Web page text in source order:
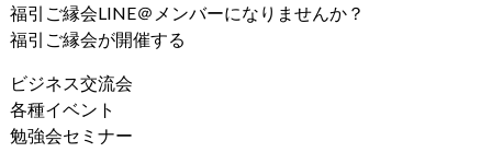
福引ご縁会LINE＠メンバーになりませんか？
福引ご縁会が開催する
ビジネス交流会
各種イベント
勉強会セミナー